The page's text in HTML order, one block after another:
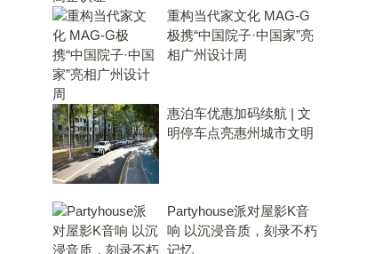
重构当代家文化 MAG-G
极携“中国院子·中国家”亮
相广州设计周
惠泊车优惠加码续航 | 文
明停车点亮惠州城市文明
Partyhouse派对屋影K音
响 以沉浸音质，刻录不朽
记忆